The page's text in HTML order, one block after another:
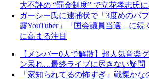
大不評の “罰金制度” で立花孝志氏
ガーシー氏に逮捕状で「3度めのバ
露YouTuber」「国会議員当選」に続
に高まる注目
【メンバー0人で解散】超人気音楽
ン呆れ…最終ライブに尽きない疑問
「家知られてるの怖すぎ」戦慄かな